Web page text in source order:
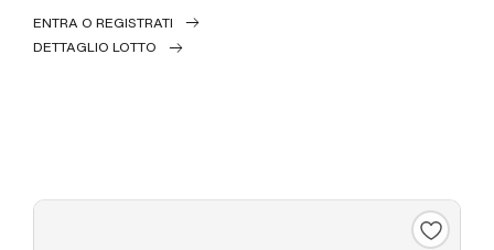
ENTRA O REGISTRATI
DETTAGLIO LOTTO